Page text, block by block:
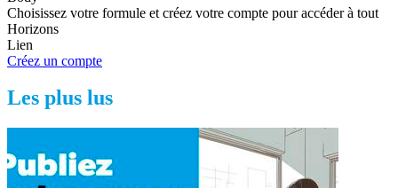
Choisissez votre formule et créez votre compte pour accéder à tout
Horizons
Lien
Créez un compte
Les plus lus